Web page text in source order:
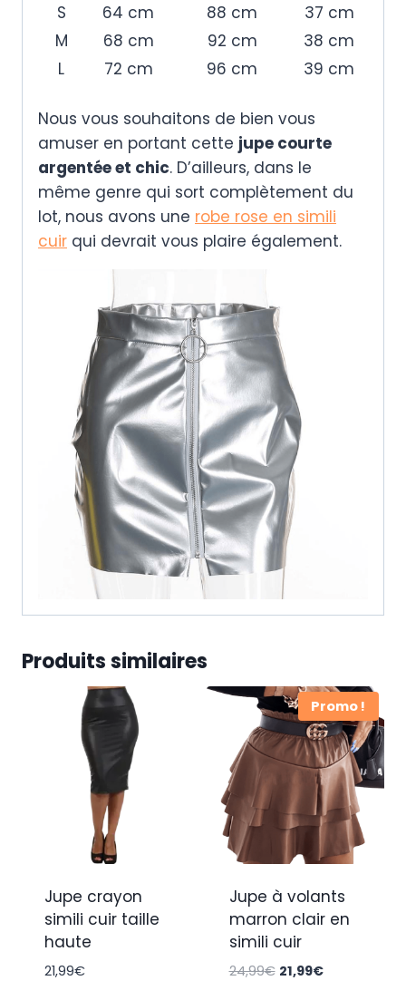
S
64 cm 88 cm
37 cm
M
68 cm 92 cm
38 cm
L
72 cm 96 cm 39 cm
Nous vous souhaitons de bien vous
amuser en portant cette jupe courte
argentée et chic. D’ailleurs, dans le
même genre qui sort complètement du
lot, nous avons une robe rose en simili
cuir qui devrait vous plaire également.
Produits similaires
Jupe crayon
simili cuir taille
haute
21,99€
Promo !
Jupe à volants
marron clair en
simili cuir
24,99€ Le
21,99€Le